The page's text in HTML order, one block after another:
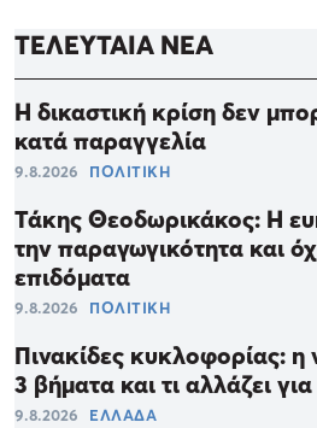
ΤΕΛΕΥΤΑΙΑ ΝΕΑ
Η δικαστική κρίση δεν
κατά παραγγελία
9.8.2026 ΠΟΛΙΤΙΚΗ
Τάκης Θεοδωρικάκος: Η
την παραγωγικότητα και
επιδόματα
9.8.2026 ΠΟΛΙΤΙΚΗ
Πινακίδες κυκλοφορίας: η
3 βήματα και τι αλλάζει
9.8.2026 ΕΛΛΑΔΑ